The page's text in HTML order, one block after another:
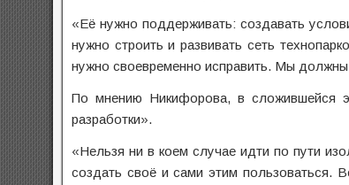
«Её нужно поддерживать: создавать
нужно строить и развивать сеть
нужно своевременно исправить. Мы
По мнению Никифорова, в сложившейся
разработки».
«Нельзя ни в коем случае идти по пути
создать своё и сами этим пользоваться.